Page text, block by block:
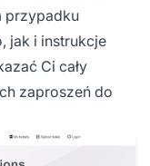
przypadku
jak i instrukcje
Ci cały
zaproszeń do